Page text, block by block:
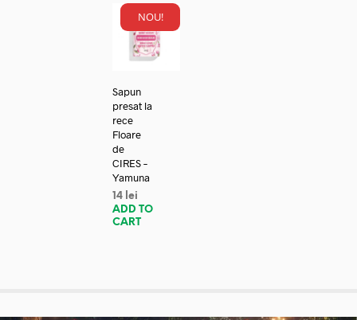
NOU!
Sapun
presat la
rece
Floare
de
CIRES –
Yamuna
14 lei
ADD TO
CART